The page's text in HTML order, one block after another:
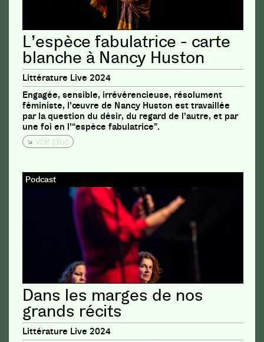
L’espèce fabulatrice - carte
blanche à Nancy Huston
Littérature Live 2024
Engagée, sensible, irrévérencieuse, résolument
féministe, l’œuvre de Nancy Huston est travaillée
par la question du désir, du regard de l’autre, et par
une foi en l’“espèce fabulatrice”.
Voir plus
Podcast
Dans les marges de nos
grands récits
Littérature Live 2024